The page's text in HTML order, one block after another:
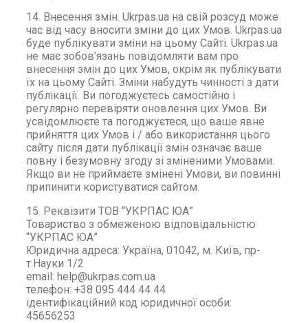
14. Внесення змін. Ukrpas.ua на свій розсуд може
час від часу вносити зміни до цих Умов. Ukrpas.ua
буде публікувати зміни на цьому Сайті. Ukrpas.ua
не має зобов’язань повідомляти вам про
внесення змін до цих Умов, окрім як публікувати
їх на цьому Сайті. Зміни набудуть чинності з дати
публікації. Ви погоджуєтесь самостійно і
регулярно перевіряти оновлення цих Умов. Ви
усвідомлюєте та погоджуєтеся, що ваше явне
прийняття цих Умов і / або використання цього
сайту після дати публікації змін означає ваше
повну і безумовну згоду зі зміненими Умовами.
Якщо ви не приймаєте змінені Умови, ви повинні
припинити користуватися сайтом.
15. Реквізити ТОВ “УКРПАС ЮА”
Товариство з обмеженою відповідальністю
“УКРПАС ЮА”
Юридична адреса: Україна, 01042, м. Київ, пр-
т.Науки 1/2
email: help@ukrpas.com.ua
телефон: +38 095 444 44 44
ідентифікаційний код юридичної особи:
45656253